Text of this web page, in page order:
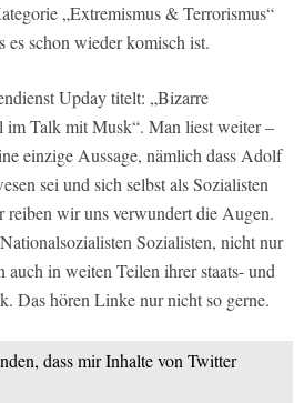
„Extremismus & Terrorismus“
es schon wieder komisch ist.
Upday titelt: „Bizarre
im Talk mit Musk“. Man liest weiter –
einzige Aussage, nämlich dass Adolf
sei und sich selbst als Sozialisten
reiben wir uns verwundert die Augen.
Sozialisten, nicht nur
auch in weiten Teilen ihrer staats- und
Das hören Linke nur nicht so gerne.
dass mir Inhalte von Twitter